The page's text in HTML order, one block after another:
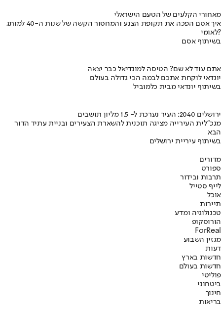
מאחורי הקלעים של הטעם הישראלי
איך אסם הפכה את תקופת הצנע והמחסור הקשה של שנות ה-40 למותג
לאומי?
בשיתוף אסם
אתם עוד לא שם? הטיסה למונדיאל כבר יצאה
יונדאי לוקחת אתכם לבמה הכי גדולה בעולם
בשיתוף יונדאי מבית כלמוביל
ירושלים 2040: העיר נערכת ל- 1.5 מליון תושבים
מנכ"לית העירייה מציגה תוכנית להשארת הצעירים ובניית עתיד הדור
הבא
בשיתוף עיריית ירושלים
מדורים
ספורט
תרבות ובידור
לייף סטייל
אוכל
תיירות
טכנולוגיה ומדע
הורוסקופ
ForReal
מגזין השבוע
דעות
חדשות בארץ
חדשות בעולם
פוליטי
ביטחוני
חינוך
בריאות